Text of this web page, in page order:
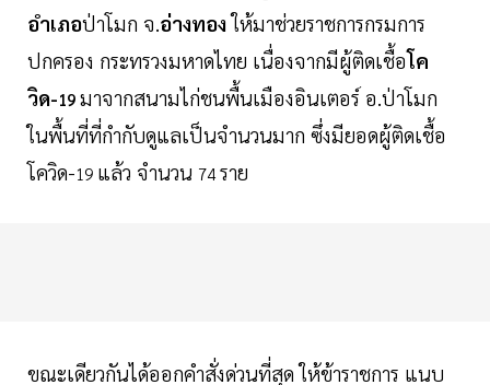
อำเภอป่าโมก จ. อ่างทองให้มาช่วยราชการกรมการ
ปกครอง กระทรวงมหาดไทย เนื่องจากมีผู้ติดเชื้อโค
วิด-19 มาจากสนามไก่ชนพื้นเมืองอินเตอร์ อ.ป่าโมก
ในพื้นที่ที่กำกับดูแลเป็นจำนวนมาก ซึ่งมียอดผู้ติดเชื้อ
โควิด-19 แล้ว จำนวน 74 ราย
ขณะเดียวกันได้ออกคำสั่งด่วนที่สุด ให้ข้าราชการ แนบ